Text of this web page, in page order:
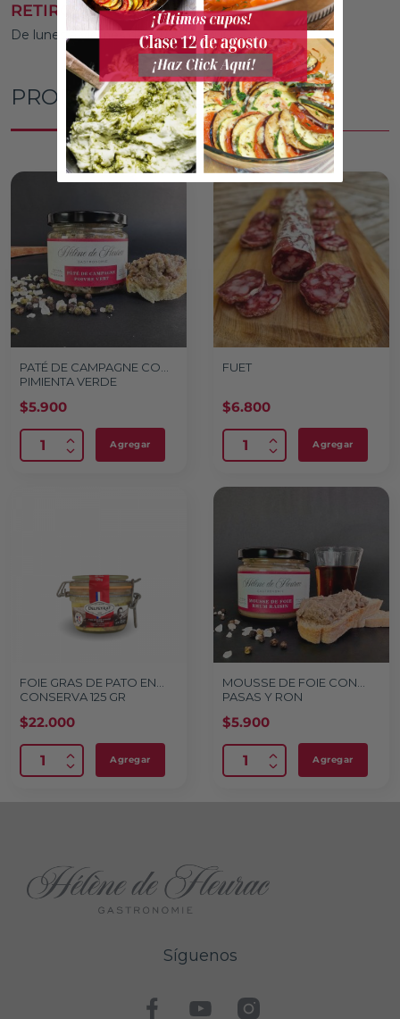
RETIRO EN TIENDA
De lunes a viernes de 10:00 a 18:00
PRODUCTOS RELACIONADOS
PATÉ DE CAMPAGNE CON
PIMIENTA VERDE
$5.900
Agregar
FUET
$6.800
Agregar
FOIE GRAS DE PATO EN
CONSERVA 125 GR
$22.000
Agregar
MOUSSE DE FOIE CON
PASAS Y RON
$5.900
Agregar
Síguenos